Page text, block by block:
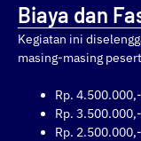
Biaya dan
Kegiatan ini
masing-masing
Rp.
Rp.
Rp.